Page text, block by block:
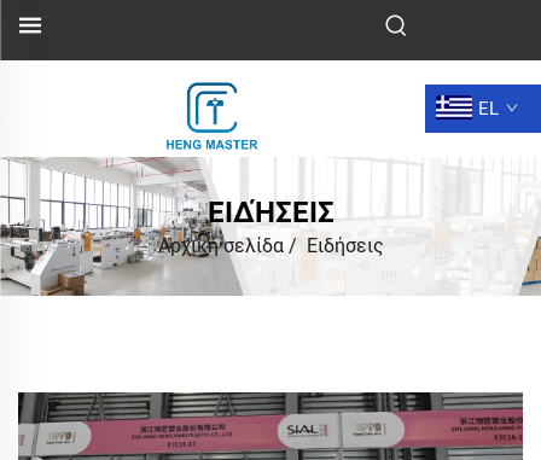
EL
ΕΙΔΉΣΕΙΣ
Αρχική σελίδα/ Ειδήσεις